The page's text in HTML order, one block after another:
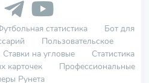
статистика
Бот для
Пользовательское
Ставки на угловые
Статистика
карточек
Профессиональные
Рунета